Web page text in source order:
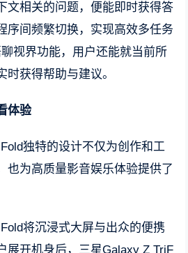
文相关的问题，便能即时获得答
序间频繁切换，实现高效多任务
视界功能，用户还能就当前所
时获得帮助与建议。
体验
独特的设计不仅为创作和工
也为高质量影音娱乐体验提供了
将沉浸式大屏与出众的便携
展开机身后，三星Galaxy Z TriF